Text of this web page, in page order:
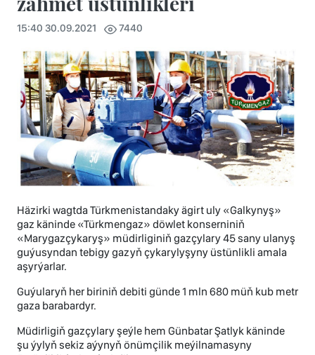
15:40 30.09.2021 7440
Häzirki wagtda Türkmenistandaky ägirt uly «Galkynyş»
gaz käninde «Türkmengaz» döwlet konserniniň
«Marygazçykaryş» müdirliginiň gazçylary 45 sany ulanyş
guýusyndan tebigy gazyň çykarylyşyny üstünlikli amala
aşyrýarlar.
Guýularyň her biriniň debiti günde 1 mln 680 müň kub metr
gaza barabardyr.
Müdirligiň gazçylary şeýle hem Günbatar Şatlyk käninde
şu ýylyň sekiz aýynyň önümçilik meýilnamasyny